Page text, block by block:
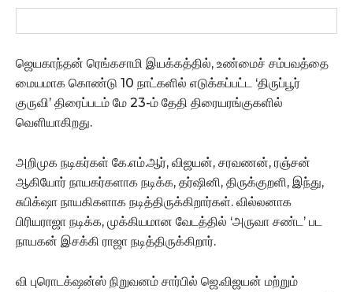
ஜெயகாந்தன் ரெங்கசாமி இயக்கத்தில், உண்மைச் சம்பவத்தை
மையமாக கொண்டு 10 நாட்களில் எடுக்கப்பட்ட ‘திருப்பூர்
குருவி’ திரைப்படம் மே 23-ம் தேதி திரையரங்குகளில்
வெளியாகிறது.
அறிமுக நடிகர்கள் கே.எம்.ஆர், விஜயன், சரவணன், ரஞ்சன்
ஆகியோர் நாயகர்களாக நடிக்க, தர்ஷினி, திருக்குறளி, இந்து,
சுபிக்‌ஷா நாயகிகளாக நடித்திருக்கிறார்கள். வில்லனாக
பிரியராஜா நடிக்க, முக்கியமான வேடத்தில் ‘அருவா சண்ட’ பட
நாயகன் இசக்கி ராஜா நடித்திருக்கிறார்.
வி புரொடக்‌ஷன்ஸ் நிறுவனம் சார்பில் ஜெ.விஜயன் மற்றும்